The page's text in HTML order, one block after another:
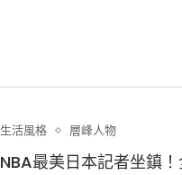
生活風格 層峰⼈物
NBA最美日本記者坐鎮